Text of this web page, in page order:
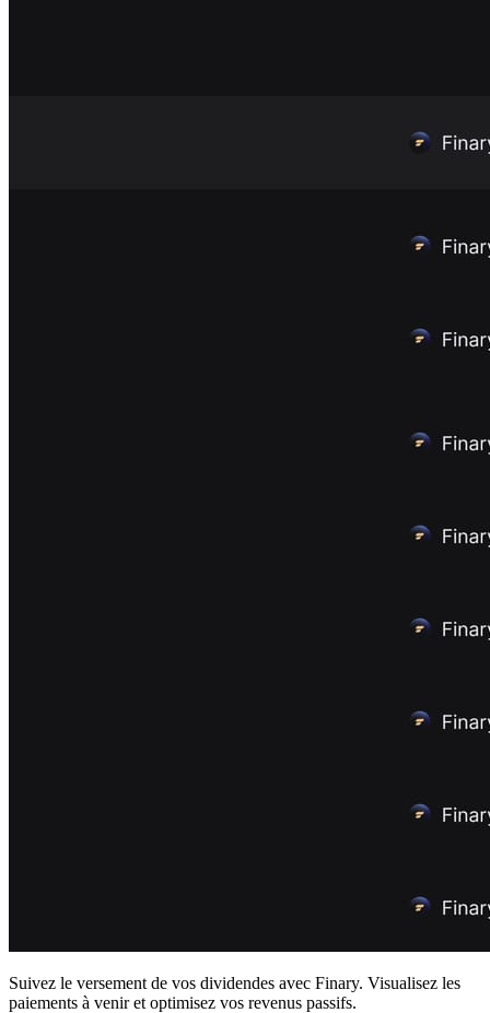
Suivez le versement de vos dividendes avec Finary. Visualisez les
paiements à venir et optimisez vos revenus passifs.